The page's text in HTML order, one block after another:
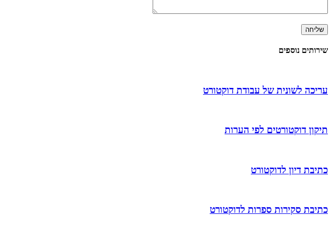
שירותים נוספים
עריכה לשונית של עבודת דוקטורט
תיקון דוקטורטים לפי הערות
כתיבת דיון לדוקטורט
כתיבת סקירות ספרות לדוקטורט